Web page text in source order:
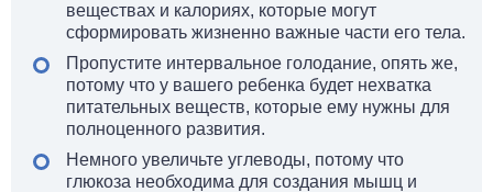
веществах и калориях, которые могут
сформировать жизненно важные части его тела.
Пропустите интервальное голодание, опять же,
потому что у вашего ребенка будет нехватка
питательных веществ, которые ему нужны для
полноценного развития.
Немного увеличьте углеводы, потому что
глюкоза необходима для создания мышц и